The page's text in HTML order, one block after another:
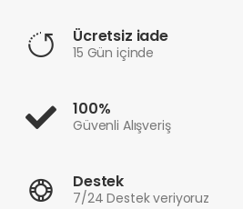
Ücretsiz iade
15 Gün içinde
100%
Güvenli Alışveriş
Destek
7/24 Destek veriyoruz